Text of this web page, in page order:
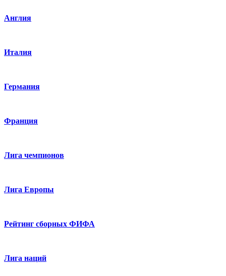
Англия
Италия
Германия
Франция
Лига чемпионов
Лига Европы
Рейтинг сборных ФИФА
Лига наций